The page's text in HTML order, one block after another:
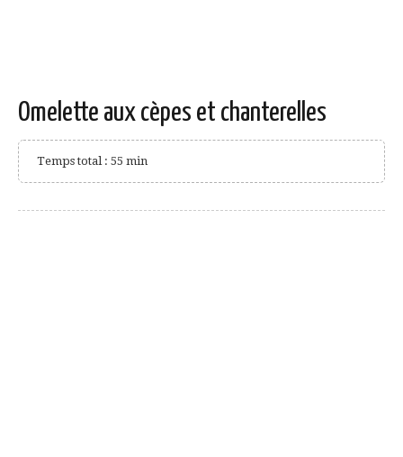
Omelette aux cèpes et chanterelles
Temps total : 55 min